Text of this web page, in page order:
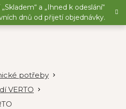
a „Ihned k odeslání“
dnů od přijetí objednávky.
potřeby
VERTO